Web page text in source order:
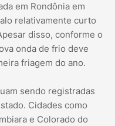
em Rondônia em
relativamente curto
disso, conforme o
onda de frio deve
friagem do ano.
sendo registradas
Cidades como
e Colorado do